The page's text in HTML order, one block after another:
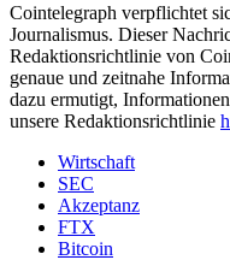
Cointelegraph verpflichtet
Journalismus. Dieser
Redaktionsrichtlinie von
genaue und zeitnahe
dazu ermutigt,
unsere Redaktionsrichtlinie
Wirtschaft
SEC
Akzeptanz
FTX
Bitcoin